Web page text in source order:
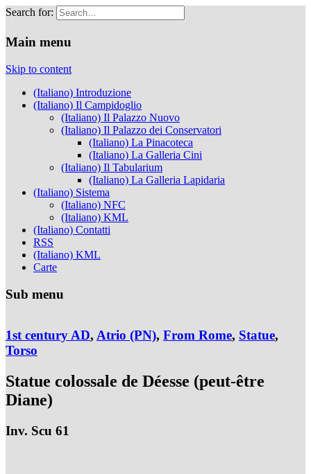
Search for:
Musei Capitolini
Main menu
Skip to content
(Italiano) Introduzione
(Italiano) Il Campidoglio
(Italiano) Il Palazzo Nuovo
(Italiano) Il Palazzo dei Conservatori
(Italiano) La Pinacoteca
(Italiano) La Galleria Cini
(Italiano) Il Tabularium
(Italiano) La Galleria Lapidaria
(Italiano) Sistema
(Italiano) NFC
(Italiano) KML
(Italiano) Contatti
RSS
(Italiano) KML
Carte
Sub menu
1st century AD, Atrio (PN), From Rome, Statue,
Torso
Statue colossale de Déesse (peut-être
Diane)
Inv. Scu 61